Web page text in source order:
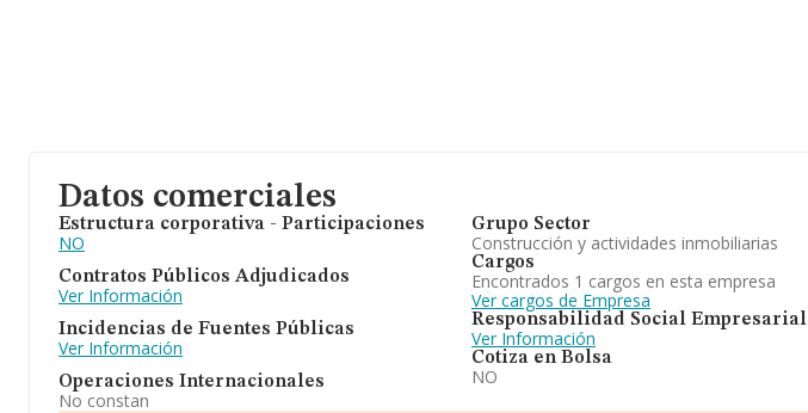
Datos comerciales
Estructura corporativa - Participaciones
NO
Contratos Públicos Adjudicados
Ver Información
Incidencias de Fuentes Públicas
Ver Información
Operaciones Internacionales
No constan
Grupo Sector
Construcción y actividades inmobiliarias
Cargos
Encontrados 1 cargos en esta empresa
Ver cargos de Empresa
Responsabilidad Social Empresarial
Ver Información
Cotiza en Bolsa
NO